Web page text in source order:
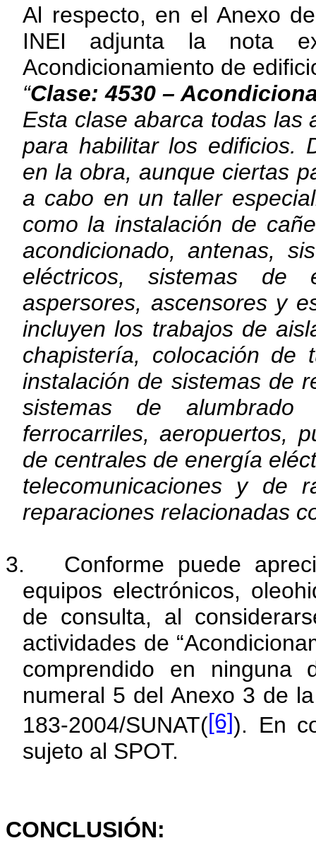
Al respecto, en el Anexo
INEI adjunta la nota
Acondicionamiento de
“Clase: 4530 –
Esta clase abarca todas las
para habilitar los edificios.
en la obra, aunque ciertas
a cabo en un taller
como la instalación de
acondicionado, antenas,
eléctricos, sistemas de
aspersores, ascensores y
incluyen los trabajos de
chapistería, colocación de
instalación de sistemas de
sistemas de alumbrado
ferrocarriles, aeropuertos,
de centrales de energía
telecomunicaciones y de
reparaciones relacionadas
3. Conforme puede
equipos electrónicos,
de consulta, al
actividades de
comprendido en ninguna
numeral 5 del Anexo 3 de
183-2004/SUNAT([6]). En
sujeto al SPOT.
CONCLUSIÓN: